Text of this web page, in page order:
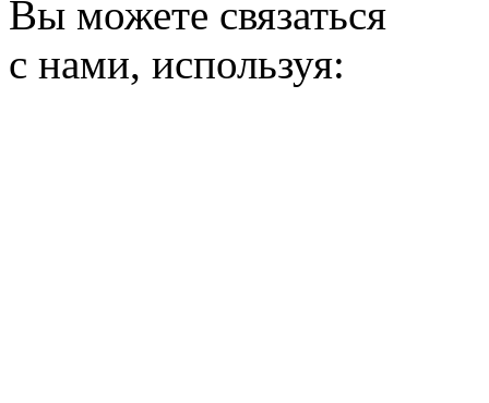
Вы можете связаться
с нами, используя: